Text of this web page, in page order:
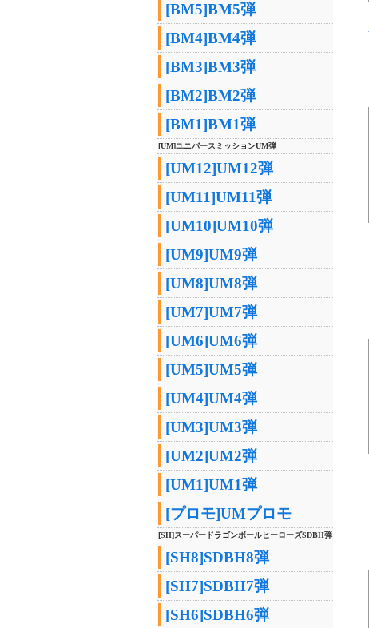
[BM5]BM5弾
[BM4]BM4弾
[BM3]BM3弾
[BM2]BM2弾
[BM1]BM1弾
[UM]ユニバースミッションUM弾
[UM12]UM12弾
[UM11]UM11弾
[UM10]UM10弾
[UM9]UM9弾
[UM8]UM8弾
[UM7]UM7弾
[UM6]UM6弾
[UM5]UM5弾
[UM4]UM4弾
[UM3]UM3弾
[UM2]UM2弾
[UM1]UM1弾
[プロモ]UMプロモ
[SH]スーパードラゴンボールヒーローズSDBH弾
[SH8]SDBH8弾
[SH7]SDBH7弾
[SH6]SDBH6弾